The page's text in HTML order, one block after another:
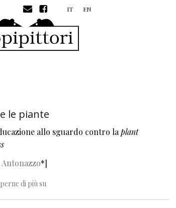
UTENTE IT EN
le piante
allo sguardo contro la plant
Antonazzo*]
di più su